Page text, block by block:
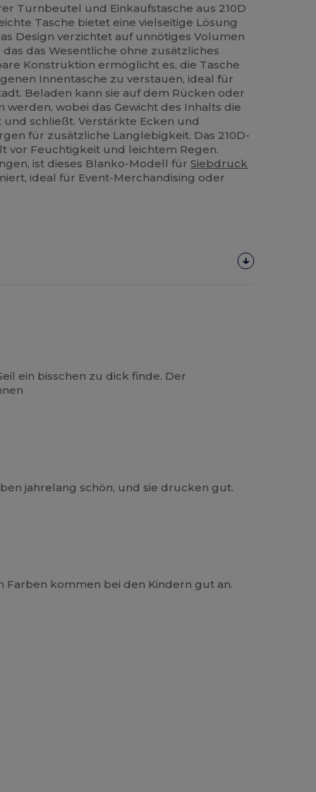
Turnbeutel und Einkaufstasche aus 210D
Tasche bietet eine vielseitige Lösung
Design verzichtet auf unnötiges Volumen
das das Wesentliche ohne zusätzliches
Konstruktion ermöglicht es, die Tasche
Innentasche zu verstauen, ideal für
Beladen kann sie auf dem Rücken oder
wobei das Gewicht des Inhalts die
schließt. Verstärkte Ecken und
für zusätzliche Langlebigkeit. Das 210D-
vor Feuchtigkeit und leichtem Regen.
ist dieses Blanko-Modell fürSiebdruck
ideal für Event-Merchandising oder
ein bisschen zu dick finde. Der
jahrelang schön, und sie drucken gut.
kommen bei den Kindern gut an.